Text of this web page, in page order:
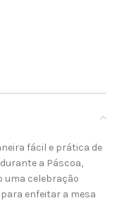
fácil e prática de
a Páscoa,
uma celebração
enfeitar a mesa